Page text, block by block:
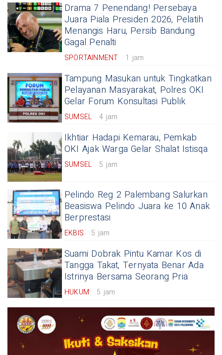
Drama 7 Penendang! Persebaya
Juara Piala Presiden 2026, Pelatih
Menangis Haru, Persib Bandung
Gagal Penalti
SPORTAINMENT 1 jam
Tampung Masukan untuk Tingkatkan
Pelayanan Masyarakat, Polres OKI
Gelar Forum Konsultasi Publik
SUMSEL 4 jam
Ikhtiar Hadapi Kemarau, Pemkab
OKI Ajak Warga Gelar Shalat Istisqa
SUMSEL 5 jam
Pelindo Reg 2 Palembang Salurkan
Beasiswa Pelindo Juara ke 10 Anak
Berprestasi
EKBIS 5 jam
Suami Dobrak Pintu Kamar Kos di
Tangga Takat, Ternyata Benar Ada
Istrinya Bersama Seorang Pria
HUKUM 5 jam